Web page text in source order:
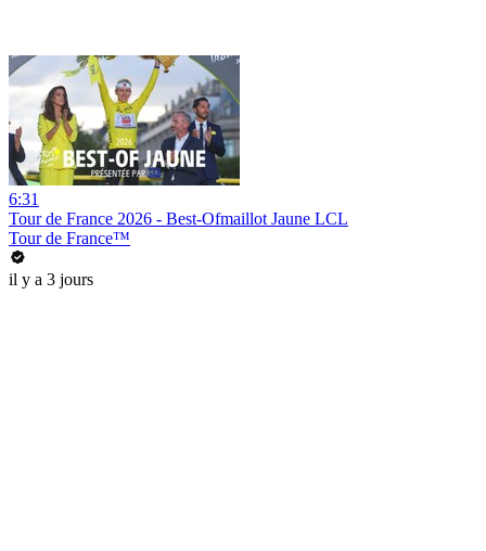
6:31
Tour de France 2026 - Best-Ofmaillot Jaune LCL
Tour de France™
il y a 3 jours